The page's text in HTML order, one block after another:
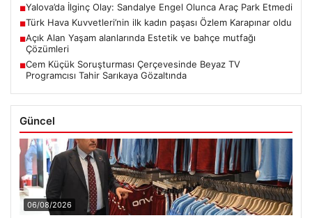
■Yalova’da İlginç Olay: Sandalye Engel Olunca Araç Park Etmedi
■Türk Hava Kuvvetleri’nin ilk kadın paşası Özlem Karapınar oldu
■Açık Alan Yaşam alanlarında Estetik ve bahçe mutfağı
Çözümleri
■Cem Küçük Soruşturması Çerçevesinde Beyaz TV
Programcısı Tahir Sarıkaya Gözaltında
Güncel
06/08/2026